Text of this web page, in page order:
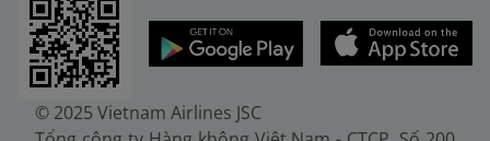
© 2025 Vietnam Airlines JSC